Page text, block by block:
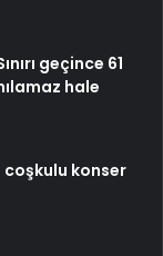
geçince 61
hale
coşkulu konser